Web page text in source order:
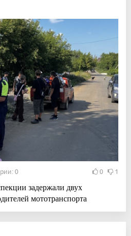
0 0 1
задержали двух
мототранспорта